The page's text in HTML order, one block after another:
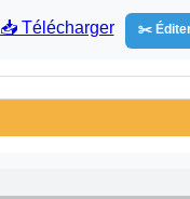
📥 Télécharger ✂️